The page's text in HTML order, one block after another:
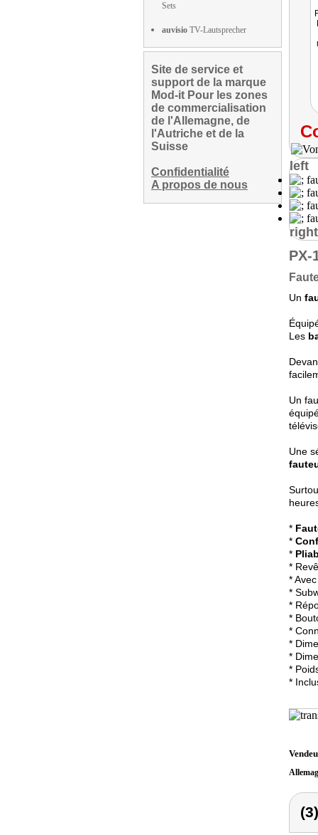
Sets
auvisio TV-Lautsprecher
Site de service et
support de la marque
Mod-it Pour les zones
de commercialisation
de l'Allemagne, de
l'Autriche et de la
Suisse
Confidentialité
A propos de nous
left
right
Un
Les
Un
Une
*
*
*
*
*
*
*
*
*
*
*
*
*